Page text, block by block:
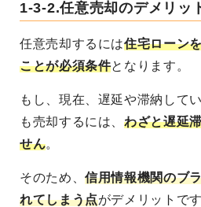
1-3-2.任意売却のデメリッ
任意売却するには住宅ローン
ことが必須条件となります。
もし、現在、遅延や滞納して
も売却するには、わざと遅延
せん。
そのため、信用情報機関のブ
れてしまう点がデメリットです